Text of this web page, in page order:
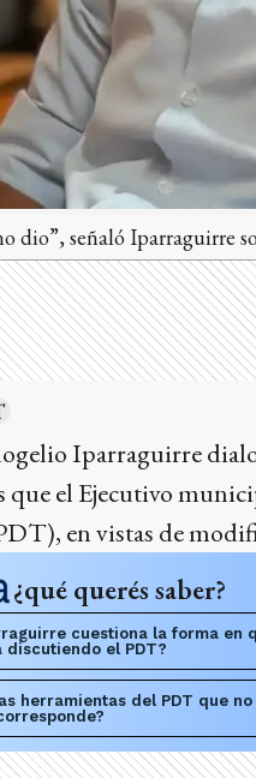
dio”, señaló
Iparraguirre
que el Ejecutivo
en vistas de
¿qué querés saber?
cuestiona la forma en
discutiendo el PDT?
herramientas del PDT que no